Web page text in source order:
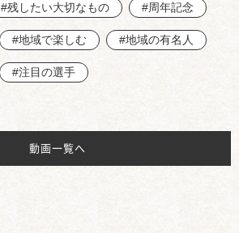
#残したい大切なもの #周年記念
#地域で楽しむ #地域の有名人
#注目の選手
動画一覧へ